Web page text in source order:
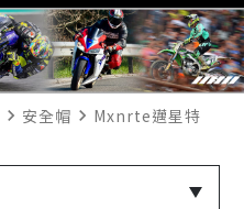
navigate_next 安全帽 navigate_next Mxnrte邁星特